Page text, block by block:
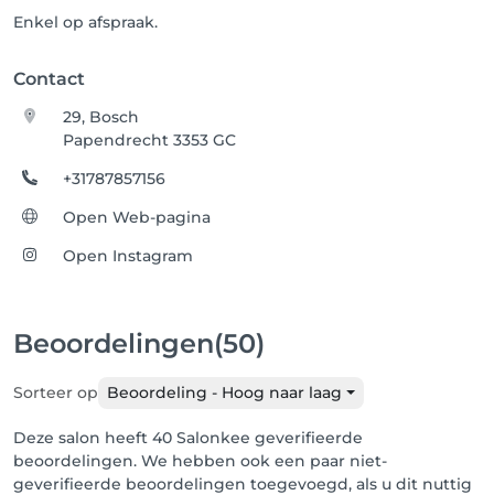
Enkel op afspraak.
Contact
29, Bosch
Papendrecht 3353 GC
+31787857156
Open Web-pagina
Open Instagram
Beoordelingen(50)
Sorteer op Beoordeling - Hoog naar laag
Deze salon heeft 40 Salonkee geverifieerde
beoordelingen. We hebben ook een paar niet-
geverifieerde beoordelingen toegevoegd, als u dit nuttig